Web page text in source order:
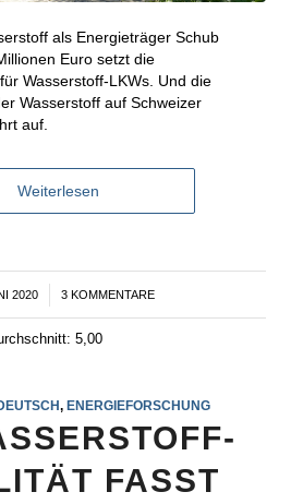
als Energieträger Schub
Euro setzt die
Wasserstoff-LKWs. Und die
Wasserstoff auf Schweizer
auf.
Weiterlesen
2020 3 KOMMENTARE
5,00
, ENERGIEFORSCHUNG
FASST